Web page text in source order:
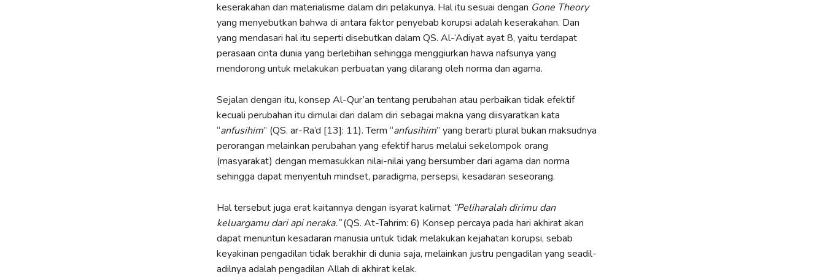
keserakahan dan materialisme dalam diri pelakunya. Hal itu sesuai dengan Gone Theory
yang menyebutkan bahwa di antara faktor penyebab korupsi adalah keserakahan. Dan
yang mendasari hal itu seperti disebutkan dalam QS. Al-‘Adiyat ayat 8, yaitu terdapat
perasaan cinta dunia yang berlebihan sehingga menggiurkan hawa nafsunya yang
mendorong untuk melakukan perbuatan yang dilarang oleh norma dan agama.
Sejalan dengan itu, konsep Al-Qur’an tentang perubahan atau perbaikan tidak efektif
kecuali perubahan itu dimulai dari dalam diri sebagai makna yang diisyaratkan kata
“anfusihim” (QS. ar-Ra’d [13]: 11). Term “anfusihim” yang berarti plural bukan maksudnya
perorangan melainkan perubahan yang efektif harus melalui sekelompok orang
(masyarakat) dengan memasukkan nilai-nilai yang bersumber dari agama dan norma
sehingga dapat menyentuh mindset, paradigma, persepsi, kesadaran seseorang.
Hal tersebut juga erat kaitannya dengan isyarat kalimat “Peliharalah dirimu dan
keluargamu dari api neraka.”(QS. At-Tahrim: 6) Konsep percaya pada hari akhirat akan
dapat menuntun kesadaran manusia untuk tidak melakukan kejahatan korupsi, sebab
keyakinan pengadilan tidak berakhir di dunia saja, melainkan justru pengadilan yang seadil-
adilnya adalah pengadilan Allah di akhirat kelak.